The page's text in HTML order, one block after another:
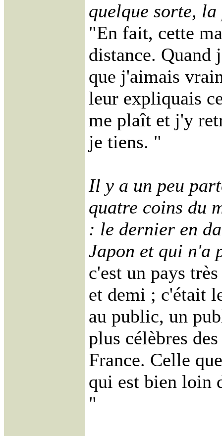
quelque sorte, la
"En fait, cette
distance. Quand
que j'aimais
leur expliquais
me plaît et j'y
je tiens. "
Il y a un peu
quatre coins du
: le dernier en
Japon et qui n'a
c'est un pays
et demi ; c'était
au public, un
plus célèbres
France. Celle
qui est bien loin
"